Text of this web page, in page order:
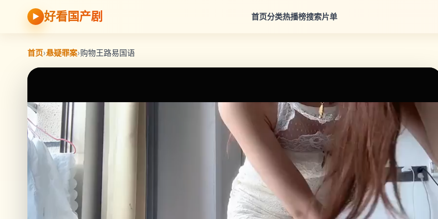
▶ 好看国产剧 首页分类热播榜搜索片单
首页›悬疑罪案›购物王路易国语